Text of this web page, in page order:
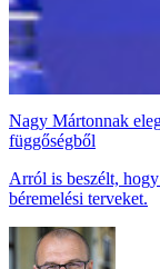
Nagy Mártonnak
függőségből
Arról is beszélt,
béremelési terveket.